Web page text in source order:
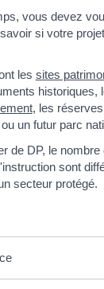
vous devez
si votre
les sites
historiques,
, les
un futur parc
de DP, le
sont
secteur protégé.